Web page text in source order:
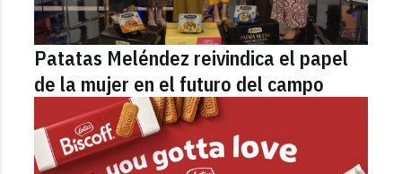
Patatas Meléndez reivindica el papel
de la mujer en el futuro del campo